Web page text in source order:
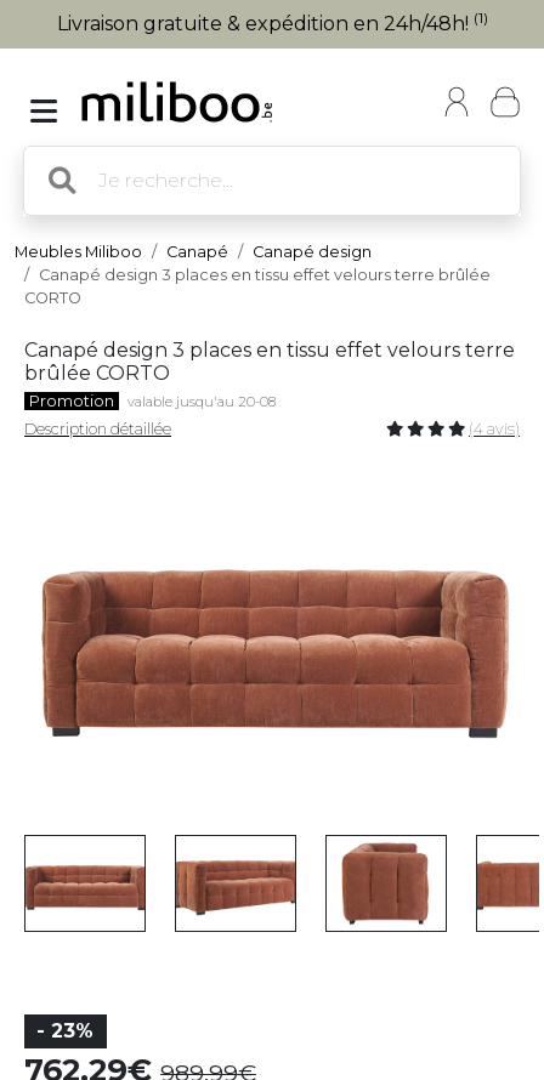
Livraison gratuite & expédition en 24h/48h! (1)
Meubles Miliboo Canapé
Canapé design
Canapé design 3 places en tissu effet velours terre brûlée
CORTO
Canapé design 3 places en tissu effet velours terre
brûlée CORTO
Promotion valable jusqu'au 20-08
Description détaillée (4 avis)
- 23%
762,29 989,99